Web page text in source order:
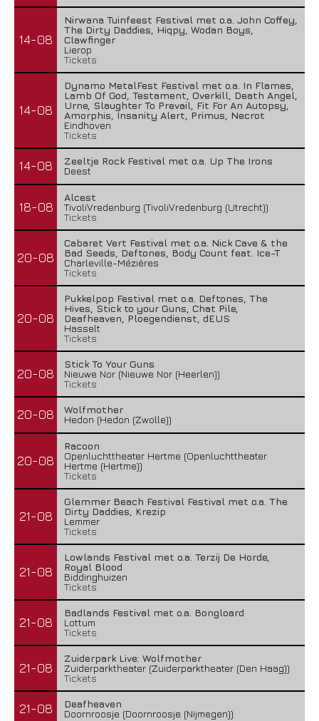
14-08
Nirwana Tuinfeest Festival met o.a. John Coffey,
The Dirty Daddies, Hiqpy, Wodan Boys,
Clawfinger
Lierop
Tickets
14-08
Dynamo MetalFest Festival met o.a. In Flames,
Lamb Of God, Testament, Overkill, Death Angel,
Urne, Slaughter To Prevail, Fit For An Autopsy,
Amorphis, Insanity Alert, Primus, Necrot
Eindhoven
Tickets
14-08
Zeeltje Rock Festival met o.a. Up The Irons
Deest
18-08
Alcest
TivoliVredenburg (TivoliVredenburg (Utrecht))
Tickets
20-08
Cabaret Vert Festival met o.a. Nick Cave & the
Bad Seeds, Deftones, Body Count feat. Ice-T
Charleville-Mézières
Tickets
20-08
Pukkelpop Festival met o.a. Deftones, The
Hives, Stick to your Guns, Chat Pile,
Deafheaven, Ploegendienst, dEUS
Hasselt
Tickets
20-08
Stick To Your Guns
Nieuwe Nor (Nieuwe Nor (Heerlen))
Tickets
20-08
Wolfmother
Hedon (Hedon (Zwolle))
20-08
Racoon
Openluchttheater Hertme (Openluchttheater
Hertme (Hertme))
Tickets
21-08
Glemmer Beach Festival Festival met o.a. The
Dirty Daddies, Krezip
Lemmer
Tickets
21-08
Lowlands Festival met o.a. Terzij De Horde,
Royal Blood
Biddinghuizen
Tickets
21-08
Badlands Festival met o.a. Bongloard
Lottum
Tickets
21-08
Zuiderpark Live: Wolfmother
Zuiderparktheater (Zuiderparktheater (Den Haag))
Tickets
21-08
Deafheaven
Doornroosje (Doornroosje (Nijmegen))